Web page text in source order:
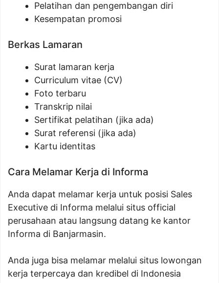
Pelatihan dan pengembangan diri
Kesempatan promosi
Berkas Lamaran
Surat lamaran kerja
Curriculum vitae (CV)
Foto terbaru
Transkrip nilai
Sertifikat pelatihan (jika ada)
Surat referensi (jika ada)
Kartu identitas
Cara Melamar Kerja di Informa
Anda dapat melamar kerja untuk posisi Sales
Executive di Informa melalui situs official
perusahaan atau langsung datang ke kantor
Informa di Banjarmasin.
Anda juga bisa melamar melalui situs lowongan
kerja terpercaya dan kredibel di Indonesia